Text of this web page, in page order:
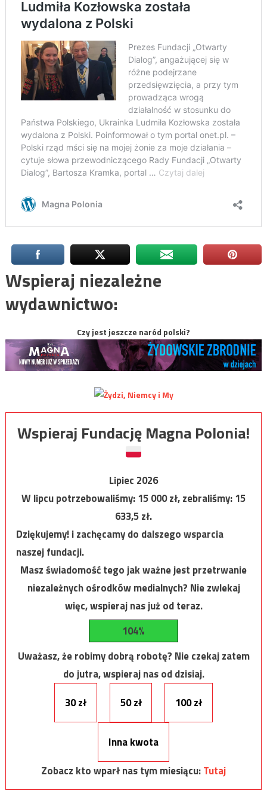
Wspieraj niezależne
wydawnictwo:
Czy jest jeszcze naród polski?
Wspieraj Fundację Magna Polonia!
Lipiec 2026
W lipcu potrzebowaliśmy:15 000zł, zebraliśmy:15
633,5zł.
Dziękujemy! i zachęcamy do dalszego wsparcia
naszej fundacji.
Masz świadomość tego jak ważne jest przetrwanie
niezależnych ośrodków medialnych? Nie zwlekaj
więc, wspieraj nas już od teraz.
104%
Uważasz, że robimy dobrą robotę? Nie czekaj zatem
do jutra, wspieraj nas od dzisiaj.
30 zł
50 zł 100 zł
Inna kwota
Zobacz kto wparł nas tym miesiącu:Tutaj